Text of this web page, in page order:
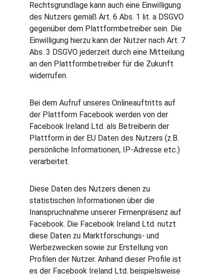
Rechtsgrundlage kann auch eine Einwilligung
des Nutzers gemäß Art. 6 Abs. 1 lit. a DSGVO
gegenüber dem Plattformbetreiber sein. Die
Einwilligung hierzu kann der Nutzer nach Art. 7
Abs. 3 DSGVO jederzeit durch eine Mitteilung
an den Plattformbetreiber für die Zukunft
widerrufen.
Bei dem Aufruf unseres Onlineauftritts auf
der Plattform Facebook werden von der
Facebook Ireland Ltd. als Betreiberin der
Plattform in der EU Daten des Nutzers (z.B.
persönliche Informationen, IP-Adresse etc.)
verarbeitet.
Diese Daten des Nutzers dienen zu
statistischen Informationen über die
Inanspruchnahme unserer Firmenpräsenz auf
Facebook. Die Facebook Ireland Ltd. nutzt
diese Daten zu Marktforschungs- und
Werbezwecken sowie zur Erstellung von
Profilen der Nutzer. Anhand dieser Profile ist
es der Facebook Ireland Ltd. beispielsweise